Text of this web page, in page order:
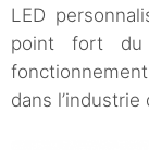
LED
point fort
dans l’industrie